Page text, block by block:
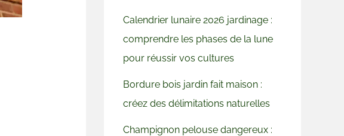
Calendrier lunaire 2026 jardinage :
comprendre les phases de la lune
pour réussir vos cultures
Bordure bois jardin fait maison :
créez des délimitations naturelles
Champignon pelouse dangereux :